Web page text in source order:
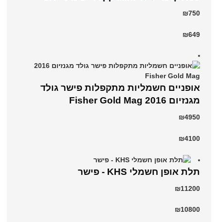
₪750
₪649
אופניים חשמליות מתקפלות פישר גולד
מגנזיום 2016 Fisher Gold Mag
₪4950
₪4100
תלת אופן חשמלי KHS - פישר
₪11200
₪10800